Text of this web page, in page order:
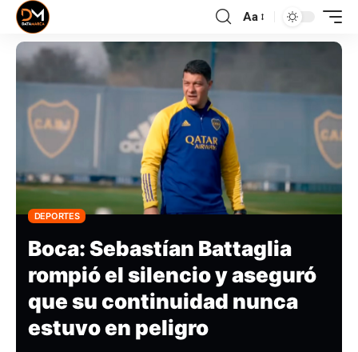
Aa
DEPORTES
Boca: Sebastían Battaglia
rompió el silencio y aseguró
que su continuidad nunca
estuvo en peligro